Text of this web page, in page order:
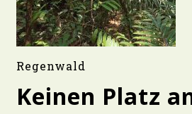
Regenwald
Keinen Platz